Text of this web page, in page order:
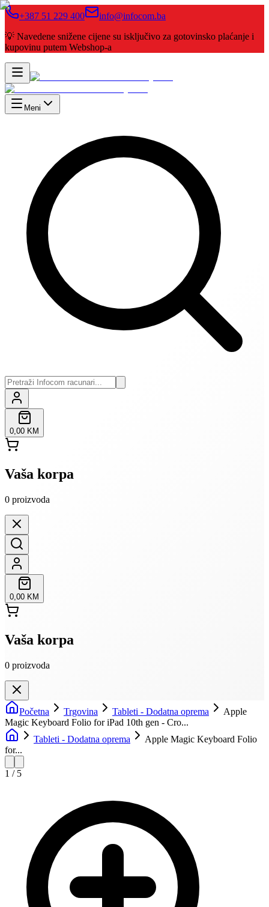
+387 51 229 400
info@infocom.ba
💡 Navedene snižene cijene su isključivo za gotovinsko plaćanje i
kupovinu putem Webshop-a
Meni
0,00 KM
Vaša korpa
0 proizvoda
0,00 KM
Vaša korpa
0 proizvoda
Početna Trgovina Tableti - Dodatna oprema
Apple
Magic Keyboard Folio for iPad 10th gen - Cro...
Tableti - Dodatna oprema
Apple Magic Keyboard Folio
for...
1 / 5